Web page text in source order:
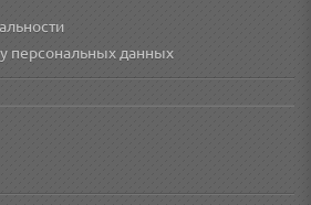
персональных данных